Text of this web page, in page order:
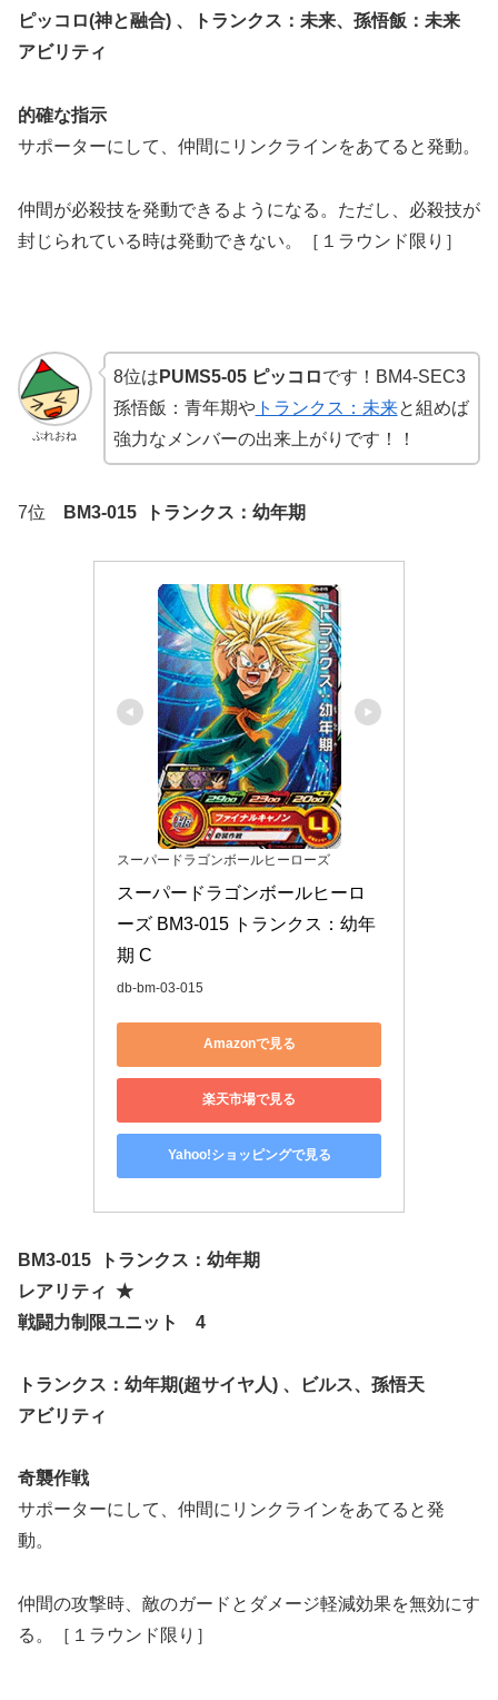
ピッコロ(神と融合) 、トランクス：未来、孫悟飯：未来
アビリティ
的確な指示
サポーターにして、仲間にリンクラインをあてると発動。
仲間が必殺技を発動できるようになる。ただし、必殺技が
封じられている時は発動できない。［１ラウンド限り］
ぷれおね
8位は PUMS5-05 ピッコロです！BM4-SEC3
孫悟飯：青年期やトランクス：未来と組めば
強力なメンバーの出来上がりです！！
7位 BM3-015 トランクス：幼年期
スーパードラゴンボールヒーローズ
スーパードラゴンボールヒーロ
ーズ BM3-015 トランクス：幼年
期 C
db-bm-03-015
Amazonで見る
楽天市場で見る
Yahoo!ショッピングで見る
BM3-015
トランクス：幼年期
レアリティ ★
戦闘力制限ユニット 4
トランクス：幼年期(超サイヤ人) 、ビルス、孫悟天
アビリティ
奇襲作戦
サポーターにして、仲間にリンクラインをあてると発
動。
仲間の攻撃時、敵のガードとダメージ軽減効果を無効にす
る。［１ラウンド限り］